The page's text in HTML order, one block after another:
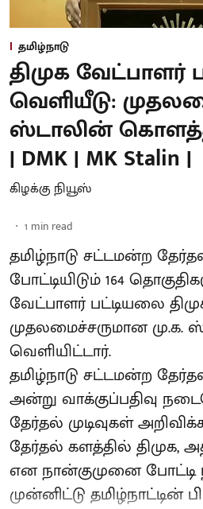
தமிழ்நாடு
திமுக வேட்பாளர்
வெளியீடு:
ஸ்டாலின்
| DMK | MK Stalin |
கிழக்கு நியூஸ்
1 min read
தமிழ்நாடு சட்டமன்ற
போட்டியிடும் 164
வேட்பாளர் பட்டியலை
முதலமைச்சருமான மு.க.
வெளியிட்டார்.
தமிழ்நாடு சட்டமன்ற
அன்று வாக்குப்பதிவு
தேர்தல் முடிவுகள்
தேர்தல் களத்தில் திமுக,
என நான்குமுனை போட்டி
முன்னிட்டு தமிழ்நாட்டின்